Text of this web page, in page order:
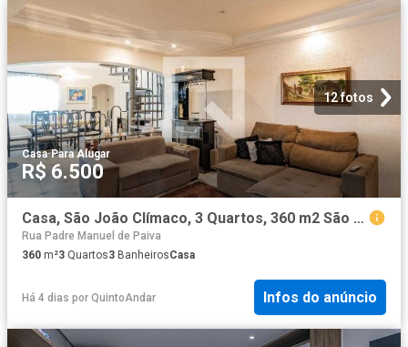
12 fotos
Casa·Para Alugar
R$ 6.500
Casa, São João Clímaco, 3 Quartos, 360 m2 São Paulo
Rua Padre Manuel de Paiva
360 m²3 Quartos3 BanheirosCasa
Há 4 dias por QuintoAndar Infos do anúncio